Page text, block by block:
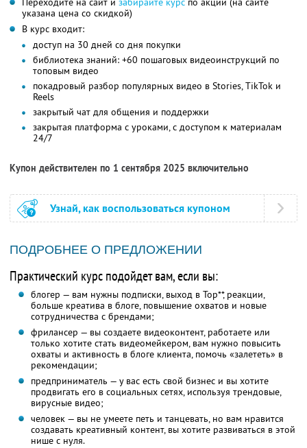
указана цена со скидкой)
В курс входит:
доступ на 30 дней со дня покупки
библиотека знаний: +60 пошаговых видеоинструкций по
топовым видео
покадровый разбор популярных видео в Stories, TikTok и
Reels
закрытый чат для общения и поддержки
закрытая платформа с уроками, с доступом к материалам
24/7
Купон действителен по 1 сентября 2025 включительно
Узнай, как воспользоваться купоном
ПОДРОБНЕЕ О ПРЕДЛОЖЕНИИ
Практический курс подойдет вам, если вы:
блогер — вам нужны подписки, выход в Top**, реакции,
больше креатива в блоге, повышение охватов и новые
сотрудничества с брендами;
фрилансер — вы создаете видеоконтент, работаете или
только хотите стать видеомейкером, вам нужно повысить
охваты и активность в блоге клиента, помочь «залететь» в
рекомендации;
предприниматель — у вас есть свой бизнес и вы хотите
продвигать его в социальных сетях, используя трендовые,
вирусные видео;
человек — вы не умеете петь и танцевать, но вам нравится
создавать креативный контент, вы хотите развиваться в этой
нише с нуля.